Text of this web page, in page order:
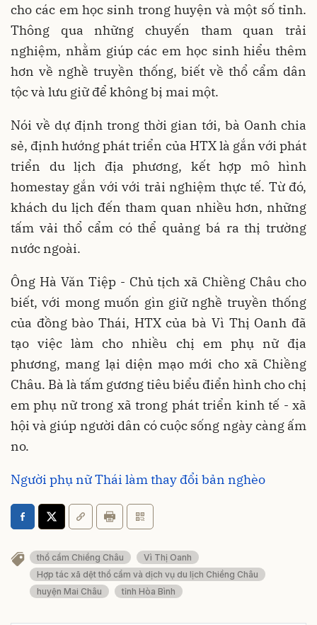
cho các em học sinh trong huyện và một số tỉnh.
Thông qua những chuyến tham quan trải
nghiệm, nhằm giúp các em học sinh hiểu thêm
hơn về nghề truyền thống, biết về thổ cẩm dân
tộc và lưu giữ để không bị mai một.
Nói về dự định trong thời gian tới, bà Oanh chia
sẻ, định hướng phát triển của HTX là gắn với phát
triển du lịch địa phương, kết hợp mô hình
homestay gắn với với trải nghiệm thực tế. Từ đó,
khách du lịch đến tham quan nhiều hơn, những
tấm vải thổ cẩm có thể quảng bá ra thị trường
nước ngoài.
Ông Hà Văn Tiệp - Chủ tịch xã Chiềng Châu cho
biết, với mong muốn gìn giữ nghề truyền thống
của đồng bào Thái, HTX của bà Vì Thị Oanh đã
tạo việc làm cho nhiều chị em phụ nữ địa
phương, mang lại diện mạo mới cho xã Chiềng
Châu. Bà là tấm gương tiêu biểu điển hình cho chị
em phụ nữ trong xã trong phát triển kinh tế - xã
hội và giúp người dân có cuộc sống ngày càng ấm
no.
Người phụ nữ Thái làm thay đổi bản nghèo
thổ cẩm Chiềng Châu
Vì Thị Oanh
Hợp tác xã dệt thổ cẩm và dịch vụ du lịch Chiềng Châu
huyện Mai Châu
tỉnh Hòa Bình